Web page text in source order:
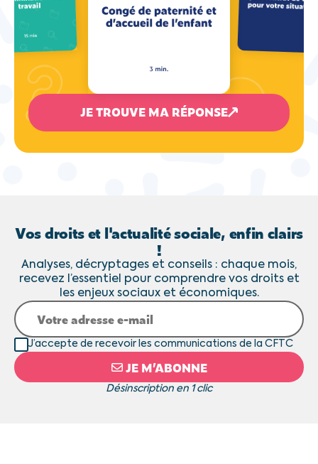
JE TROUVE MA RÉPONSE
Vos droits et l'actualité sociale, enfin clairs
!
Analyses, décryptages et conseils : chaque mois,
recevez l’essentiel pour comprendre vos droits et
les enjeux sociaux et économiques.
JE M’ABONNE
Désinscription en 1 clic
J’accepte de recevoir les communications de la CFTC